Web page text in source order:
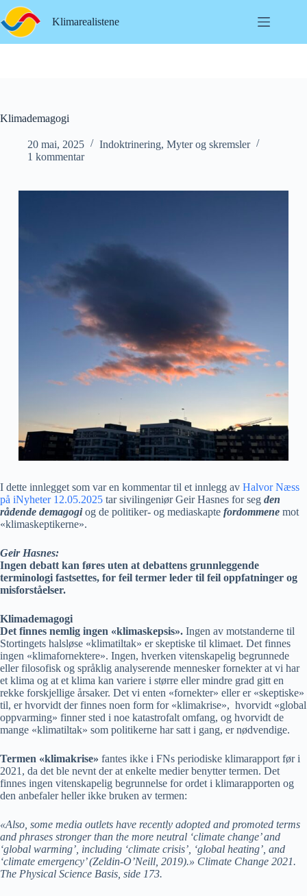
Hopp
til
innholdet
Klimarealistene
Klimademagogi
20 mai, 2025 Indoktrinering, Myter og skremsler
1 kommentar
I dette innlegget som var en kommentar til et innlegg av Halvor Næss
på iNyheter 12.05.2025 tar sivilingeniør Geir Hasnes for seg den
rådende demagogiog de politiker- og mediaskapte fordommene mot
«klimaskeptikerne».
Geir Hasnes:
Ingen debatt kan føres uten at debattens grunnleggende
terminologi fastsettes, for feil termer leder til feil oppfatninger og
misforståelser.
Klimademagogi
Det finnes nemlig ingen «klimaskepsis». Ingen av motstanderne til
Stortingets halsløse «klimatiltak» er skeptiske til klimaet. Det finnes
ingen «klimafornektere». Ingen, hverken vitenskapelig begrunnede
eller filosofisk og språklig analyserende mennesker fornekter at vi har
et klima og at et klima kan variere i større eller mindre grad gitt en
rekke forskjellige årsaker. Det vi enten «fornekter» eller er «skeptiske»
til, er hvorvidt der finnes noen form for «klimakrise», hvorvidt «global
oppvarming» finner sted i noe katastrofalt omfang, og hvorvidt de
mange «klimatiltak» som politikerne har satt i gang, er nødvendige.
Termen «klimakrise» fantes ikke i FNs periodiske klimarapport før i
2021, da det ble nevnt der at enkelte medier benytter termen. Det
finnes ingen vitenskapelig begrunnelse for ordet i klimarapporten og
den anbefaler heller ikke bruken av termen:
«Also, some media outlets have recently adopted and promoted terms
and phrases stronger than the more neutral ‘climate change’ and
‘global warming’, including ‘climate crisis’, ‘global heating’, and
‘climate emergency’ (Zeldin-O’Neill, 2019).» Climate Change 2021.
The Physical Science Basis, side 173.